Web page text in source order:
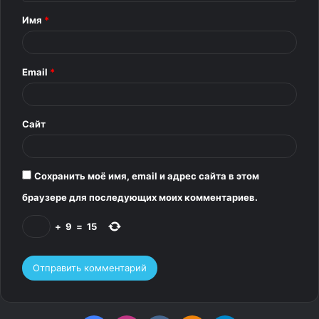
и
*
Имя *
Email *
Сайт
Сохранить моё имя, email и адрес сайта в этом
браузере для последующих моих комментариев.
+ 9 = 15